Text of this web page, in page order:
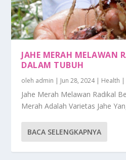
JAHE MERAH MELAWAN
DALAM TUBUH
oleh admin | Jun 28, 2024| Health |
Jahe Merah Melawan Radikal
Merah Adalah Varietas Jahe
BACA SELENGKAPNYA